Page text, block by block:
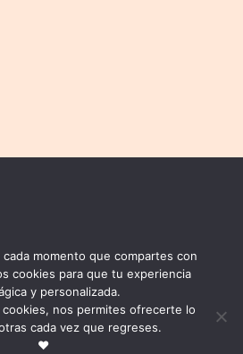
cada momento que compartes con
cookies para que tu experiencia
y personalizada.
nos permites ofrecerte lo
cada vez que regreses.
❤